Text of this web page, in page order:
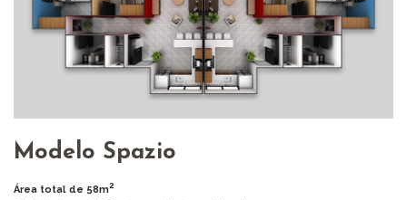
Modelo Spazio
Área total de 58m2